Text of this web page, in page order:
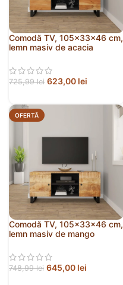
Comodă TV, 105x33x46 cm,
lemn masiv de acacia
725,99lei 623,00 lei
OFERTĂ
Comodă TV, 105x33x46 cm,
lemn masiv de mango
748,99lei 645,00 lei